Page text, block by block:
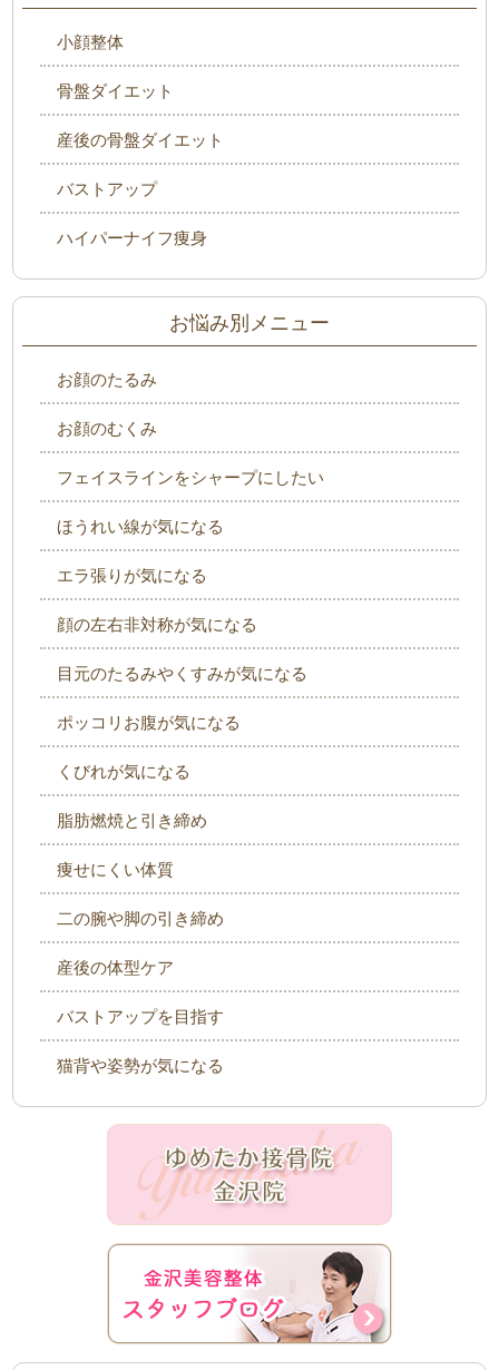
小顔整体
骨盤ダイエット
産後の骨盤ダイエット
バストアップ
ハイパーナイフ痩身
お悩み別メニュー
お顔のたるみ
お顔のむくみ
フェイスラインをシャープにしたい
ほうれい線が気になる
エラ張りが気になる
顔の左右非対称が気になる
目元のたるみやくすみが気になる
ポッコリお腹が気になる
くびれが気になる
脂肪燃焼と引き締め
痩せにくい体質
二の腕や脚の引き締め
産後の体型ケア
バストアップを目指す
猫背や姿勢が気になる